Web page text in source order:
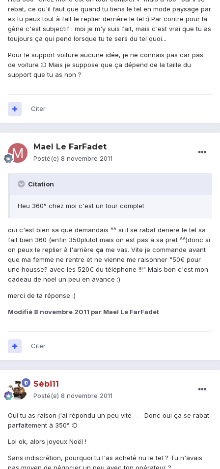
rebat, ce qu'il faut que quand tu tiens le tel en mode paysage par
ex tu peux tout à fait le replier derrière le tel :) Par contre pour la
gène c'est subjectif : moi je m'y suis fait, mais c'est vrai que tu as
toujours ça qui pend lorsque tu te sers du tel quoi...
Pour le support voiture aucune idée, je ne connais pas car pas
de voiture :D Mais je suppose que ça dépend de la taille du
support que tu as non ?
Citer
Mael Le FarFadet
Posté(e) 8 novembre 2011
Citation
Heu 360° chez moi c'est un tour complet
oui c'est bien sa que demandais ^^ si il se rabat deriere le tel sa
fait bien 360 (enfin 350plutot mais on est pas a sa pret ^^)donc si
on peux le replier à l'arrière ça me vas. Vite je commande avant
que ma femme ne rentre et ne vienne me raisonner "50€ pour
une housse? avec les 520€ du téléphone !!!" Mais bon c'est mon
cadeau de noel un peu en avance :)
merci de ta réponse :)
Modifié 8 novembre 2011 par Mael Le FarFadet
Citer
Sébi11
Posté(e) 8 novembre 2011
Oui tu as raison j'ai répondu un peu vite -_- Donc oui ça se rabat
parfaitement à 350° :D
Lol ok, alors joyeux Noël !
Sans indiscrétion, pourquoi tu l'as acheté nu le tel ? Tu n'avais